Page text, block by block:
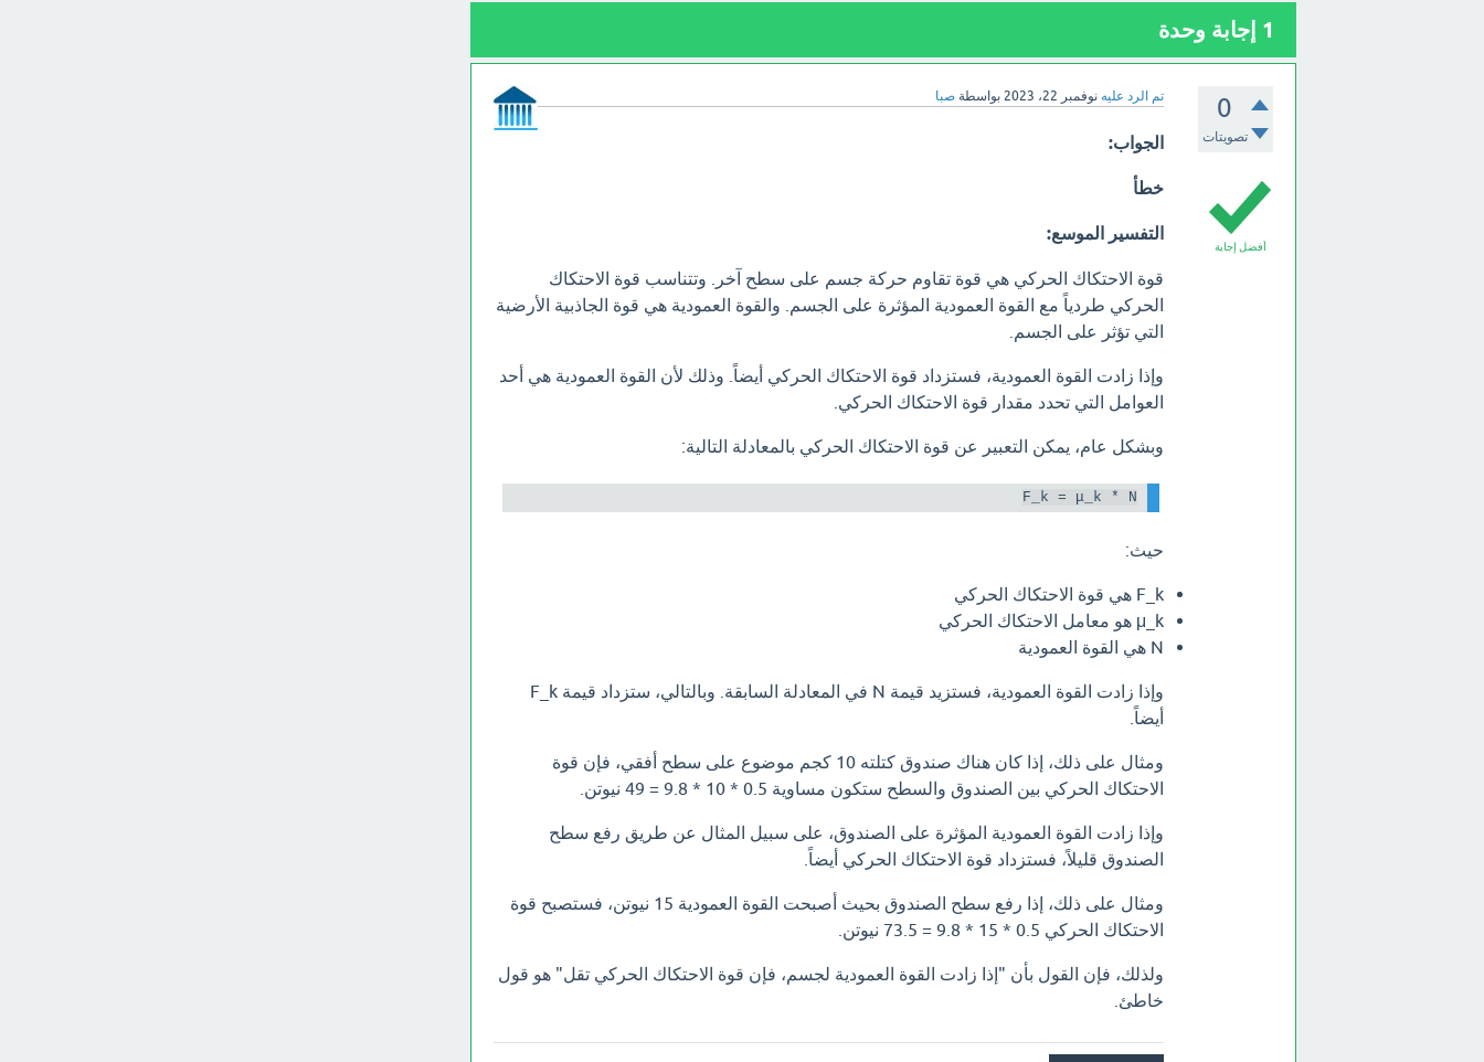
1 إجابة وحدة
0
تصويتات
تم الرد عليه نوفمبر 22، 2023 بواسطة صبا
أفضل إجابة
الجواب:
خطأ
التفسير الموسع:
قوة الاحتكاك الحركي هي قوة تقاوم حركة جسم على سطح آخر. وتتناسب قوة الاحتكاك
الحركي طردياً مع القوة العمودية المؤثرة على الجسم. والقوة العمودية هي قوة الجاذبية الأرضية
التي تؤثر على الجسم.
وإذا زادت القوة العمودية، فستزداد قوة الاحتكاك الحركي أيضاً. وذلك لأن القوة العمودية هي أحد
العوامل التي تحدد مقدار قوة الاحتكاك الحركي.
وبشكل عام، يمكن التعبير عن قوة الاحتكاك الحركي بالمعادلة التالية:
F_k = μ_k * N
حيث:
F_k هي قوة الاحتكاك الحركي
μ_k هو معامل الاحتكاك الحركي
N هي القوة العمودية
وإذا زادت القوة العمودية، فستزيد قيمة N في المعادلة السابقة. وبالتالي، ستزداد قيمة F_k
أيضاً.
ومثال على ذلك، إذا كان هناك صندوق كتلته 10 كجم موضوع على سطح أفقي، فإن قوة
الاحتكاك الحركي بين الصندوق والسطح ستكون مساوية 0.5 * 10 * 9.8 = 49 نيوتن.
وإذا زادت القوة العمودية المؤثرة على الصندوق، على سبيل المثال عن طريق رفع سطح
الصندوق قليلاً، فستزداد قوة الاحتكاك الحركي أيضاً.
ومثال على ذلك، إذا رفع سطح الصندوق بحيث أصبحت القوة العمودية 15 نيوتن، فستصبح قوة
الاحتكاك الحركي 0.5 * 15 * 9.8 = 73.5 نيوتن.
ولذلك، فإن القول بأن "إذا زادت القوة العمودية لجسم، فإن قوة الاحتكاك الحركي تقل" هو قول
خاطئ.